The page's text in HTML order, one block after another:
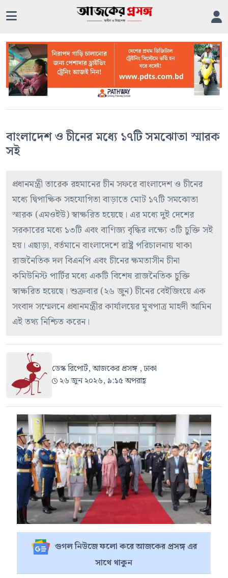
বাংলাদেশ ও চীনের মধ্যে ১৭টি সমঝোতা স্মারক
সই
প্রধানমন্ত্রী তারেক রহমানের চীন সফরে বাংলাদেশ ও চীনের
মধ্যে দ্বিপাক্ষিক সহযোগিতা বাড়াতে মোট ১৭টি সমঝোতা
স্মারক (এমওইউ) স্বাক্ষরিত হয়েছে। এর মধ্যে দুই দেশের
সরকারের মধ্যে ১৩টি এবং বাণিজ্য বৃদ্ধির লক্ষ্যে ৩টি চুক্তি সই
হয়। এছাড়া, বর্তমানে বাংলাদেশে রাষ্ট্র পরিচালনায় থাকা
রাজনৈতিক দল বিএনপি এবং চীনের ক্ষমতাসীন চীনা
কমিউনিস্ট পার্টির মধ্যে একটি বিশেষ রাজনৈতিক চুক্তি
স্বাক্ষরিত হয়েছে। শুক্রবার (২৬ জুন) চীনের বেইজিংয়ে এক
সংবাদ সম্মেলনে প্রধানমন্ত্রীর কার্যালয়ের মুখপাত্র মাহদী আমিন
এই তথ্য নিশ্চিত করেন।
ডেস্ক রিপোর্ট, আজকের প্রসঙ্গ , ঢাকা
২৬ জুন ২০২৬, ৯:১৫ অপরাহ্ণ
গুগল নিউজে ফলো করে আজকের প্রসঙ্গ এর
সাথে থাকুন